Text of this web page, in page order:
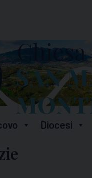
Diocesi